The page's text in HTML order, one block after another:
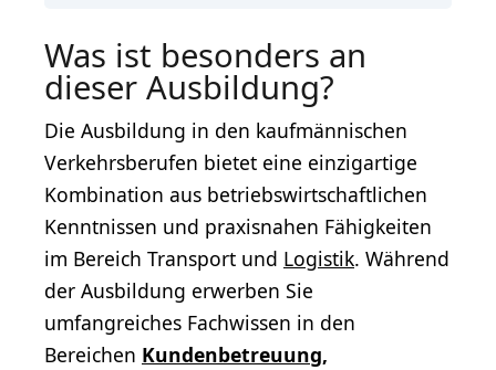
Was ist besonders an
dieser Ausbildung?
Die Ausbildung in den kaufmännischen
Verkehrsberufen bietet eine einzigartige
Kombination aus betriebswirtschaftlichen
Kenntnissen und praxisnahen Fähigkeiten
im Bereich Transport und Logistik. Während
der Ausbildung erwerben Sie
umfangreiches Fachwissen in den
Bereichen Kundenbetreuung,